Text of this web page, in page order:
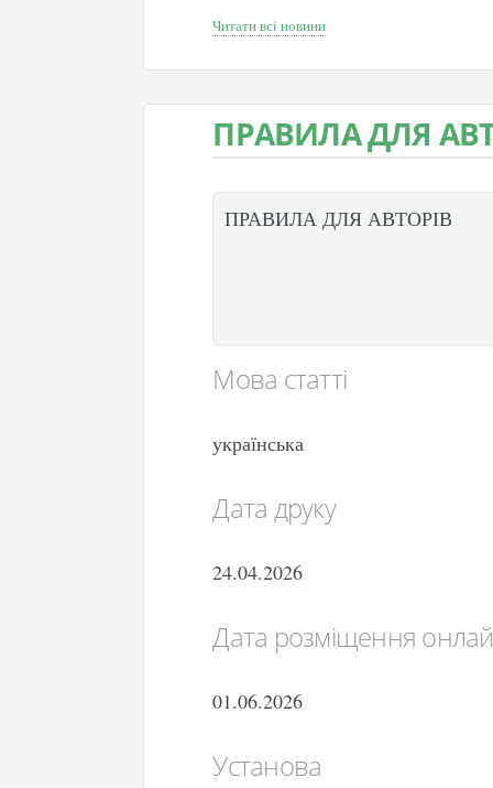
Читати всі новини
ПРАВИЛА ДЛЯ
ПРАВИЛА ДЛЯ АВТОРІВ
Мова статті
українська
Дата друку
24.04.2026
Дата розміщення
01.06.2026
Установа